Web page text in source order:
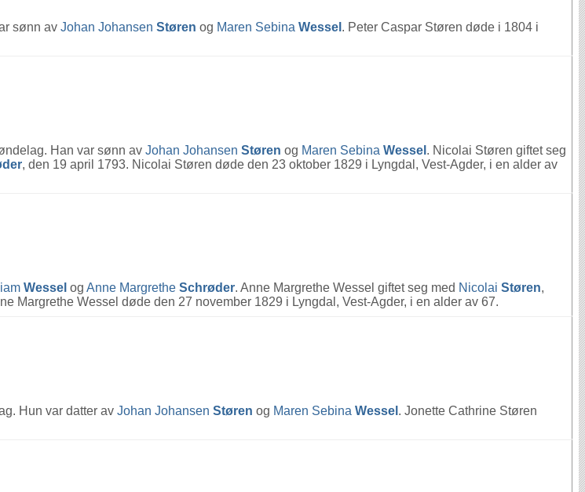
sønn av Johan Johansen Støren og Maren Sebina Wessel . Peter Caspar Støren døde i 1804 i
Han var sønn av Johan Johansen Støren og Maren Sebina Wessel . Nicolai Støren giftet seg
, den 19 april 1793. Nicolai Støren døde den 23 oktober 1829 i Lyngdal, Vest-Agder, i en alder av
Wessel og Anne Margrethe Schrøder. Anne Margrethe Wessel giftet seg med Nicolai Støren,
Margrethe Wessel døde den 27 november 1829 i Lyngdal, Vest-Agder, i en alder av 67.
Hun var datter av Johan Johansen Støren og Maren Sebina Wessel . Jonette Cathrine Støren